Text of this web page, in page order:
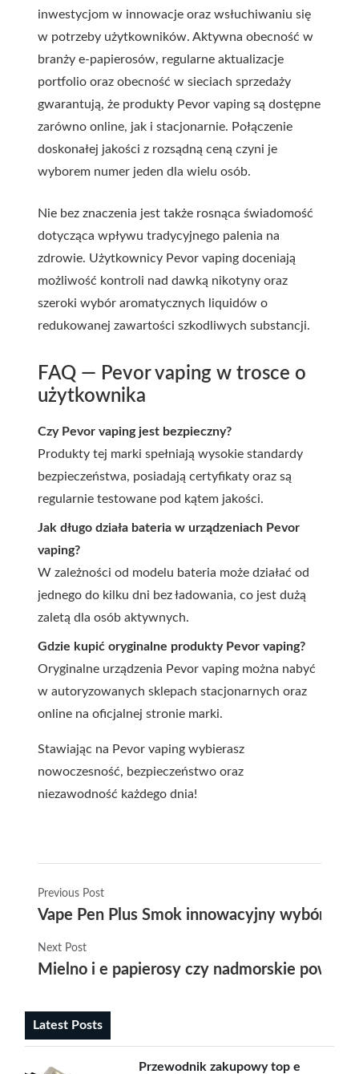
inwestycjom w innowacje oraz wsłuchiwaniu się
w potrzeby użytkowników. Aktywna obecność w
branży e-papierosów, regularne aktualizacje
portfolio oraz obecność w sieciach sprzedaży
gwarantują, że produkty Pevor vaping są dostępne
zarówno online, jak i stacjonarnie. Połączenie
doskonałej jakości z rozsądną ceną czyni je
wyborem numer jeden dla wielu osób.
Nie bez znaczenia jest także rosnąca świadomość
dotycząca wpływu tradycyjnego palenia na
zdrowie. Użytkownicy Pevor vaping doceniają
możliwość kontroli nad dawką nikotyny oraz
szeroki wybór aromatycznych liquidów o
redukowanej zawartości szkodliwych substancji.
FAQ — Pevor vaping w trosce o
użytkownika
Czy Pevor vaping jest bezpieczny?
Produkty tej marki spełniają wysokie standardy
bezpieczeństwa, posiadają certyfikaty oraz są
regularnie testowane pod kątem jakości.
Jak długo działa bateria w urządzeniach Pevor
vaping?
W zależności od modelu bateria może działać od
jednego do kilku dni bez ładowania, co jest dużą
zaletą dla osób aktywnych.
Gdzie kupić oryginalne produkty Pevor vaping?
Oryginalne urządzenia Pevor vaping można nabyć
w autoryzowanych sklepach stacjonarnych oraz
online na oficjalnej stronie marki.
Stawiając na Pevor vaping wybierasz
nowoczesność, bezpieczeństwo oraz
niezawodność każdego dnia!
Previous Post
Vape Pen Plus Smok innowacyjny wybór dla
Next Post
Mielno i e papierosy czy nadmorskie
Latest Posts
Przewodnik zakupowy top e